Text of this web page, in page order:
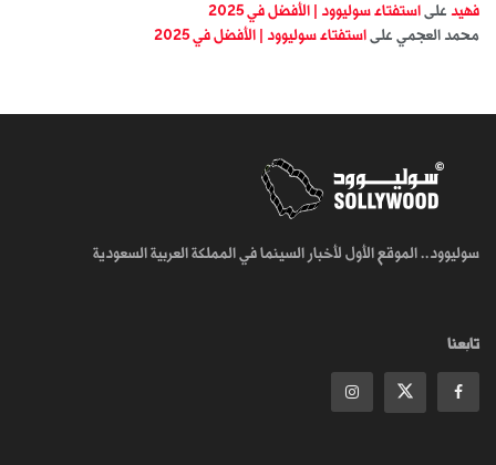
فهيد على استفتاء سوليوود | الأفضل في 2025
محمد العجمي على استفتاء سوليوود | الأفضل في 2025
سوليوود.. الموقع الأول لأخبار السينما في المملكة العربية السعودية
تابعنا